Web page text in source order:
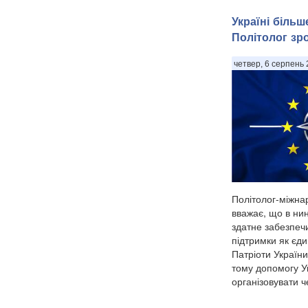
Україні
Політолог
четвер, 6 серпень
Політолог-
вважає, що в
здатне
підтримки як
Патріоти
тому допомогу
організовувати